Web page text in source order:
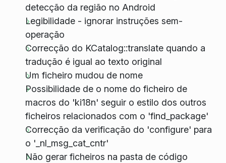
detecção da região no Android
Legibilidade - ignorar instruções sem-
operação
Correcção do KCatalog::translate quando a
tradução é igual ao texto original
Um ficheiro mudou de nome
Possibilidade de o nome do ficheiro de
macros do 'ki18n' seguir o estilo dos outros
ficheiros relacionados com o 'find_package'
Correcção da verificação do 'configure' para
o '_nl_msg_cat_cntr'
Não gerar ficheiros na pasta de código